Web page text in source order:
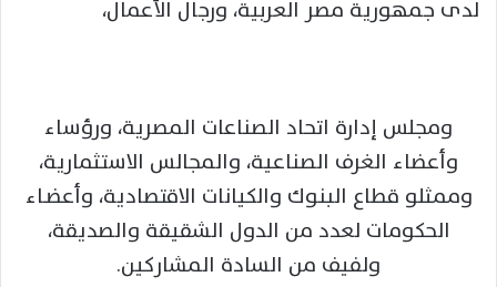
لدى جمهورية مصر العربية، ورجال الأعمال،
ومجلس إدارة اتحاد الصناعات المصرية، ورؤساء
وأعضاء الغرف الصناعية، والمجالس الاستثمارية،
وممثلو قطاع البنوك والكيانات الاقتصادية، وأعضـاء
الحكومات لعدد من الدول الشقيقة والصديقة،
ولفيف من السادة المشاركين.